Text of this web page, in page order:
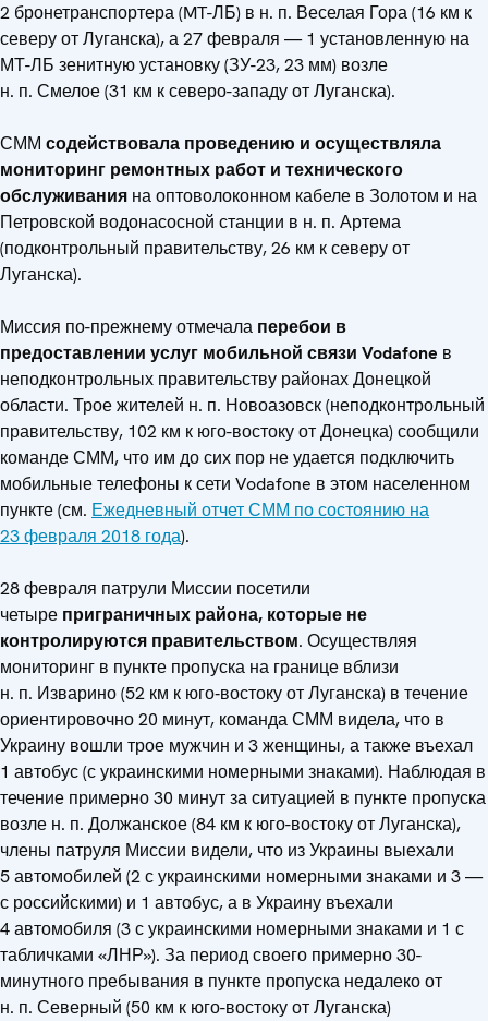
2 бронетранспортера (MT-ЛБ) в н. п. Веселая Гора (16 км к
северу от Луганска), а 27 февраля — 1 установленную на
МТ-ЛБ зенитную установку (ЗУ-23, 23 мм) возле
н. п. Смелое (31 км к северо-западу от Луганска).
СММ содействовала проведению и осуществляла
мониторинг ремонтных работ и технического
обслуживания на оптоволоконном кабеле в Золотом и на
Петровской водонасосной станции в н. п. Артема
(подконтрольный правительству, 26 км к северу от
Луганска).
Миссия по-прежнему отмечала перебои в
предоставлении услуг мобильной связи Vodafone в
неподконтрольных правительству районах Донецкой
области. Трое жителей н. п. Новоазовск (неподконтрольный
правительству, 102 км к юго-востоку от Донецка) сообщили
команде СММ, что им до сих пор не удается подключить
мобильные телефоны к сети Vodafone в этом населенном
пункте (см. Ежедневный отчет СММ по состоянию на
23 февраля 2018 года).
28 февраля патрули Миссии посетили
четыре приграничных района, которые не
контролируются правительством. Осуществляя
мониторинг в пункте пропуска на границе вблизи
н. п. Изварино (52 км к юго‑востоку от Луганска) в течение
ориентировочно 20 минут, команда СММ видела, что в
Украину вошли трое мужчин и 3 женщины, а также въехал
1 автобус (с украинскими номерными знаками). Наблюдая в
течение примерно 30 минут за ситуацией в пункте пропуска
возле н. п. Должанское (84 км к юго-востоку от Луганска),
члены патруля Миссии видели, что из Украины выехали
5 автомобилей (2 с украинскими номерными знаками и 3 —
с российскими) и 1 автобус, а в Украину въехали
4 автомобиля (3 с украинскими номерными знаками и 1 с
табличками «ЛНР»). За период своего примерно 30-
минутного пребывания в пункте пропуска недалеко от
н. п. Северный (50 км к юго-востоку от Луганска)